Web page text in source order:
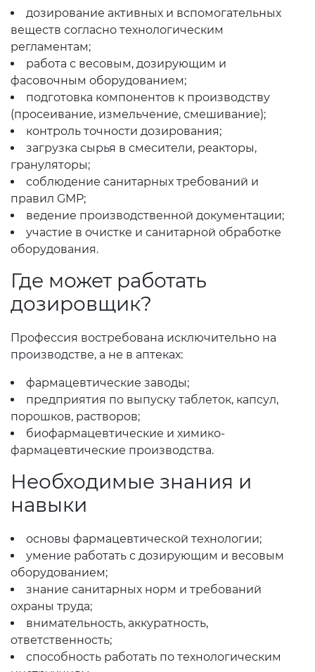
дозирование активных и вспомогательных
веществ согласно технологическим
регламентам;
работа с весовым, дозирующим и
фасовочным оборудованием;
подготовка компонентов к производству
(просеивание, измельчение, смешивание);
контроль точности дозирования;
загрузка сырья в смесители, реакторы,
грануляторы;
соблюдение санитарных требований и
правил GMP;
ведение производственной документации;
участие в очистке и санитарной обработке
оборудования.
Где может работать
дозировщик?
Профессия востребована исключительно на
производстве, а не в аптеках:
фармацевтические заводы;
предприятия по выпуску таблеток, капсул,
порошков, растворов;
биофармацевтические и химико-
фармацевтические производства.
Необходимые знания и
навыки
основы фармацевтической технологии;
умение работать с дозирующим и весовым
оборудованием;
знание санитарных норм и требований
охраны труда;
внимательность, аккуратность,
ответственность;
способность работать по технологическим